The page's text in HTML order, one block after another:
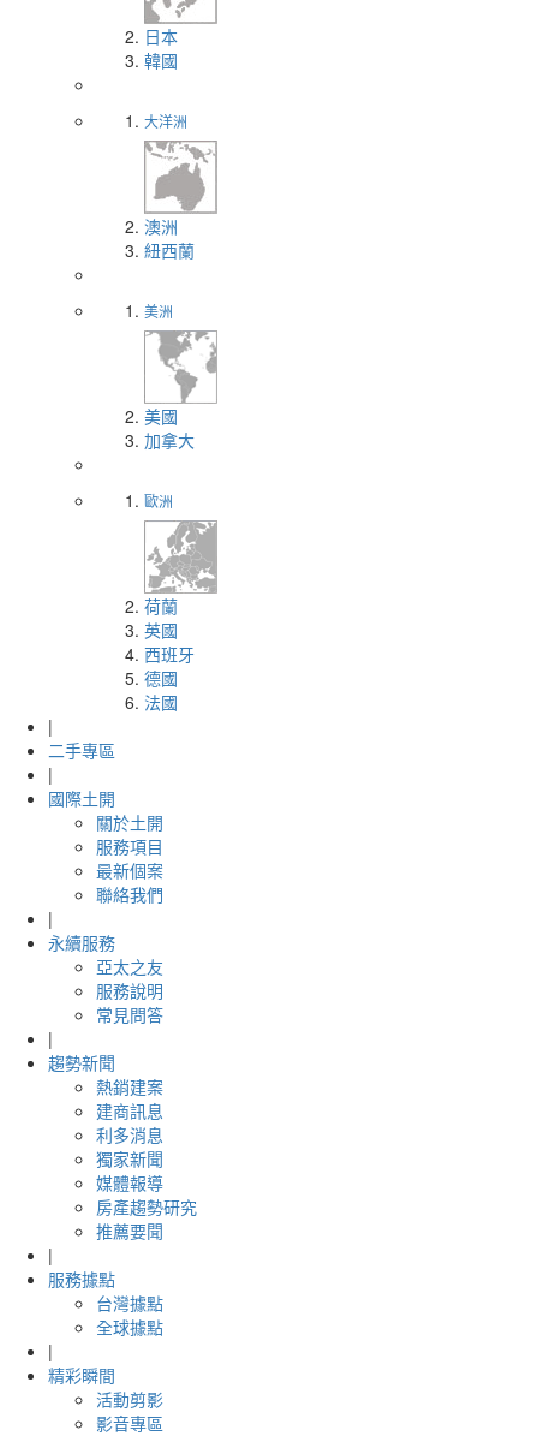
日本
韓國
大洋洲
澳洲
紐西蘭
美洲
美國
加拿大
歐洲
荷蘭
英國
西班牙
德國
法國
|
二手專區
|
國際土開
關於土開
服務項目
最新個案
聯絡我們
|
永續服務
亞太之友
服務說明
常見問答
|
趨勢新聞
熱銷建案
建商訊息
利多消息
獨家新聞
媒體報導
房產趨勢研究
推薦要聞
|
服務據點
台灣據點
全球據點
|
精彩瞬間
活動剪影
影音專區